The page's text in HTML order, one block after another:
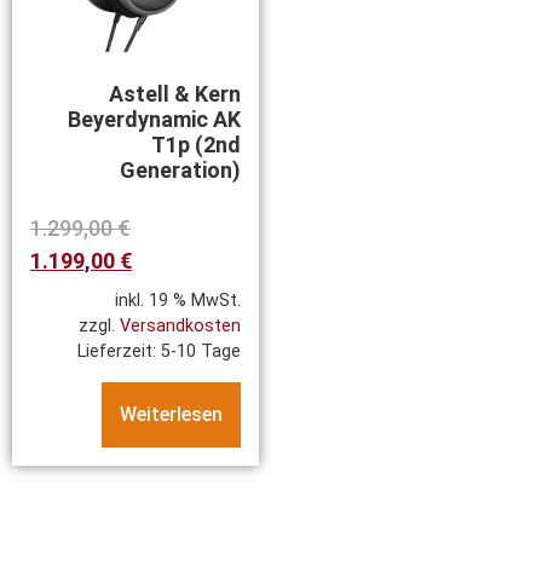
Astell & Kern
Beyerdynamic AK
T1p (2nd
Generation)
1.299,00€
1.199,00 €
inkl. 19 % MwSt.
zzgl. Versandkosten
Lieferzeit: 5-10 Tage
Weiterlesen